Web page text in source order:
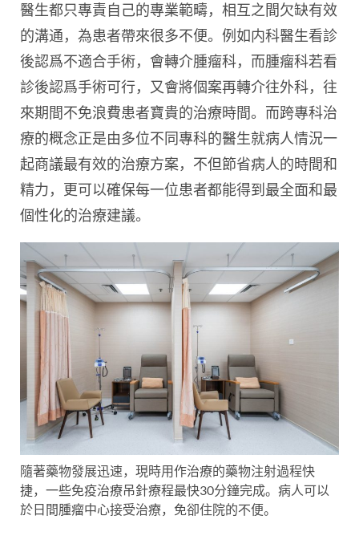
醫生都只專責自己的專業範疇，相互之間欠缺有效
的溝通，為患者帶來很多不便。例如内科醫生看診
後認爲不適合手術，會轉介腫瘤科，而腫瘤科若看
診後認爲手術可行，又會將個案再轉介往外科，往
來期間不免浪費患者寶貴的治療時間。而跨專科治
療的概念正是由多位不同專科的醫生就病人情況一
起商議最有效的治療方案，不但節省病人的時間和
精力，更可以確保每一位患者都能得到最全面和最
個性化的治療建議。
隨著藥物發展迅速，現時用作治療的藥物注射過程快
捷，一些免疫治療吊針療程最快30分鐘完成。病人可以
於日間腫瘤中心接受治療，免卻住院的不便。